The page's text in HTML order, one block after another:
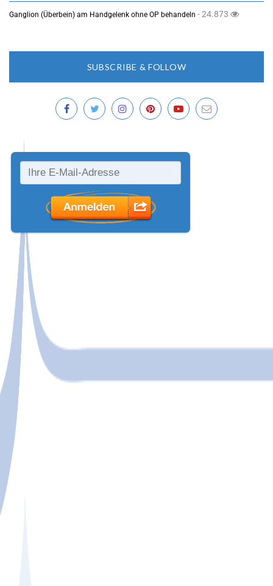
Ganglion (Überbein) am Handgelenk ohne OP behandeln - 24.873
SUBSCRIBE & FOLLOW